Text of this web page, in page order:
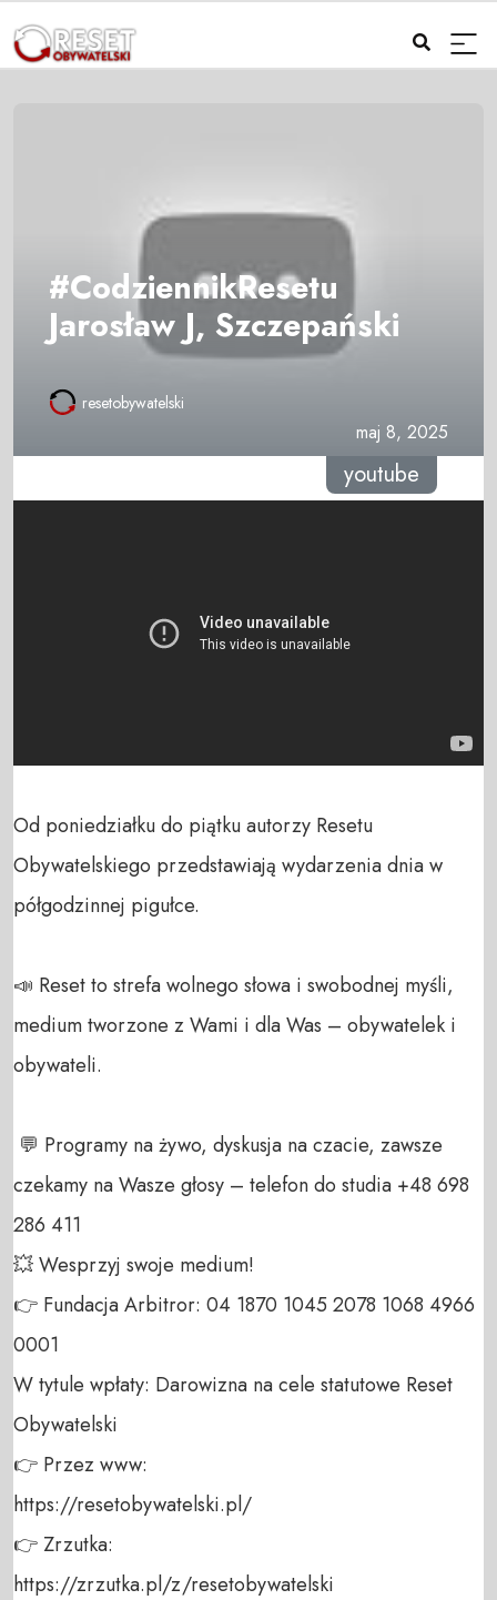
#CodziennikResetu
Jarosław J, Szczepański
resetobywatelski
maj 8, 2025
youtube
Od poniedziałku do piątku autorzy Resetu
Obywatelskiego przedstawiają wydarzenia dnia w
półgodzinnej pigułce.
📣 Reset to strefa wolnego słowa i swobodnej myśli,
medium tworzone z Wami i dla Was – obywatelek i
obywateli.
czekamy na Wasze głosy – telefon do studia +48 698
286 411
💥 Wesprzyj swoje medium!
👉 Fundacja Arbitror: 04 1870 1045 2078 1068 4966
0001
W tytule wpłaty: Darowizna na cele statutowe Reset
Obywatelski
👉 Przez www:
https://resetobywatelski.pl/
👉 Zrzutka:
https://zrzutka.pl/z/resetobywatelski